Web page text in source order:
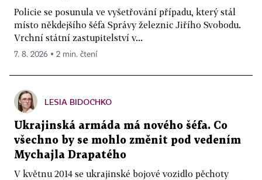
Policie se posunula ve vyšetřování případu, který stál
místo někdejšího šéfa Správy železnic Jiřího Svobodu.
Vrchní státní zastupitelství v...
7. 8. 2026 ▪ 2 min. čtení
LESIA BIDOCHKO
Ukrajinská armáda má nového šéfa. Co
všechno by se mohlo změnit pod vedením
Mychajla Drapatého
V květnu 2014 se ukrajinské bojové vozidlo pěchoty